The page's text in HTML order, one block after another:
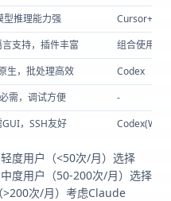
型推理能力强
言支持，插件丰富
组合使用
生，批处理高效
Codex
需，调试方便
-
，SSH友好 Codex(Web)
度用户（<50次/月）选择
度用户（50-200次/月）选择
次/月）考虑Claude